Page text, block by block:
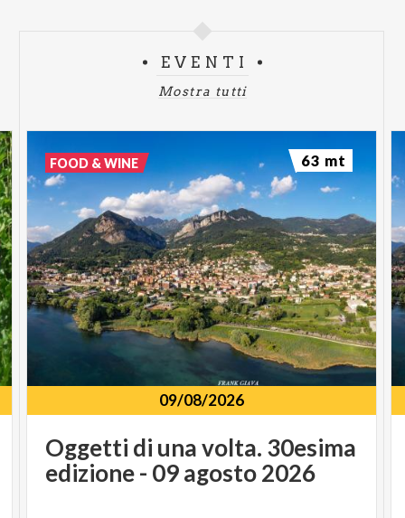
EVENTI
Mostra tutti
09/08/2026
Oggetti di unavolta. 30esima
edizione- 09agosto2026
FOOD & WINE 63 mt